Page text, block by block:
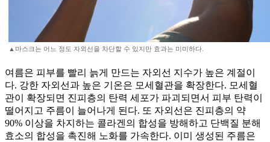
▲마스크는 어느 정도 자외선을 차단할 수 있지만 효과는 미미하다.
여름은 피부를 빨리 늙게 만드는 자외선 지수가 높은 계절이
다. 강한 자외선과 높은 기온은 모세혈관을 확장한다. 모세혈
관이 확장되면 진피층의 탄력 세포가 파괴되면서 피부 탄력이
떨어지고 주름이 늘어나게 된다. 또 자외선은 진피층의 약
90% 이상을 차지하는 콜라겐의 합성을 방해하고 단백질 분해
효소의 합성을 촉진해 노화를 가속한다. 이미 생성된 주름은